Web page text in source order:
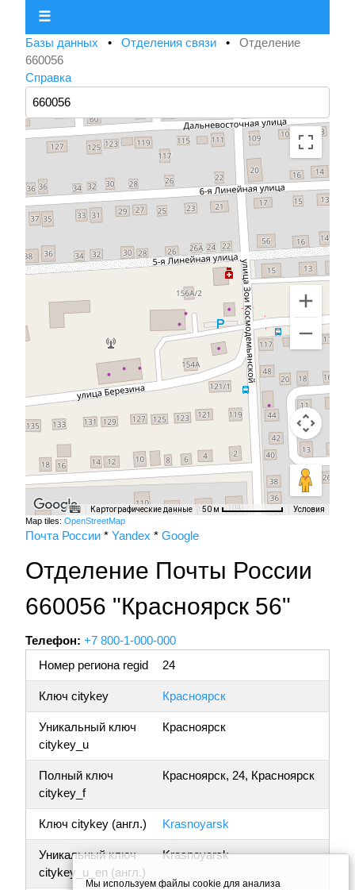
☰
Базы данных • Отделения связи • Отделение
660056
Справка
Картографические данные 50 м Условия
Map tiles: OpenStreetMap
Почта России * Yandex * Google
Отделение Почты России
660056 "Красноярск 56"
Телефон: +7 800-1-000-000
Номер региона regid
24
Ключ citykey Красноярск
Уникальный ключ
citykey_u
Красноярск
Полный ключ
citykey_f
Красноярск, 24, Красноярск
Ключ citykey (англ.) Krasnoyarsk
Уникальный ключ
citykey_u_en (англ.)
Krasnoyarsk
Мы используем файлы cookie для анализа